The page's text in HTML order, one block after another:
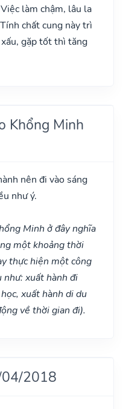
làm chậm, lâu la
chất cung này trì
gặp tốt thì tăng
Khổng Minh
nên đi vào sáng
như ý.
Minh ở đây nghĩa
một khoảng thời
thực hiện một công
như: xuất hành đi
xuất hành di du
về thời gian đi).
2018